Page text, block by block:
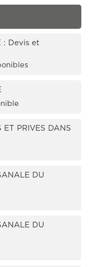
: Devis et
ET PRIVES DANS
DU
DU